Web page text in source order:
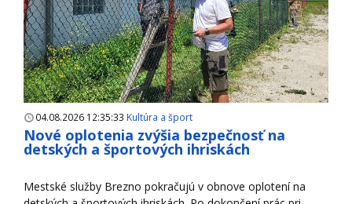
04.08.2026 12:35:33 Kultúra a šport
Nové oplotenia zvýšia bezpečnosť na
detských a športových ihriskách
Mestské služby Brezno pokračujú v obnove oplotení na